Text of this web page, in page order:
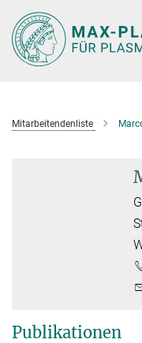
Hauptinhalt
Mitarbeitendenliste
Publikationen